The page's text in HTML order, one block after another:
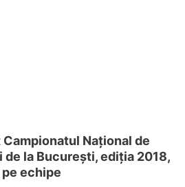
Național de
la București, ediția 2018,
echipe